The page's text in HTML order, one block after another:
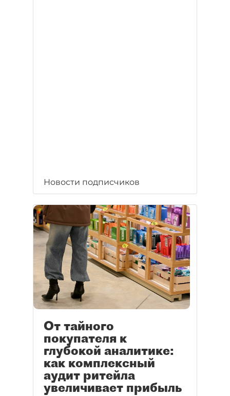
Новости подписчиков
От тайного
покупателя к
глубокой аналитике:
как комплексный
аудит ритейла
увеличивает прибыль